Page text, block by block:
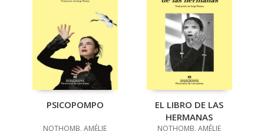
PSICOPOMPO
NOTHOMB, AMÉLIE
EL LIBRO DE LAS
HERMANAS
NOTHOMB, AMÉLIE